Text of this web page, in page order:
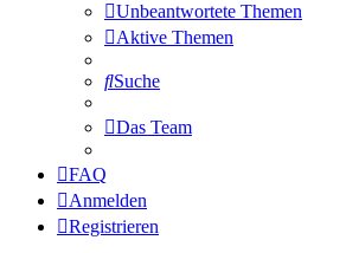
Unbeantwortete Themen
Aktive Themen
Suche
Das Team
FAQ
Anmelden
Registrieren